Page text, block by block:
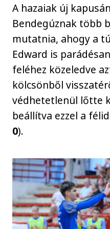
A hazaiak új
Bendegúznak több
mutatnia, ahogy a
Edward is
feléhez közeledve
kölcsönből
védhetetlenül lőtte
beállítva ezzel a
0).